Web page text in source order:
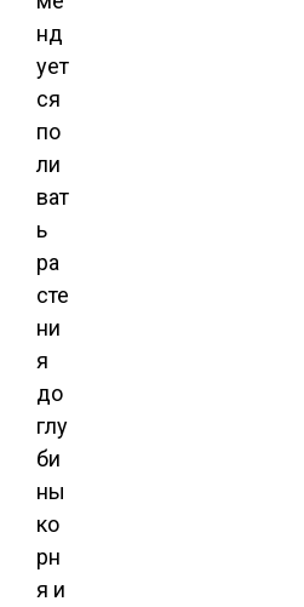
нд
ует
ся
по
ли
ват
ь
ра
сте
ни
я
до
глу
би
ны
ко
рн
я и